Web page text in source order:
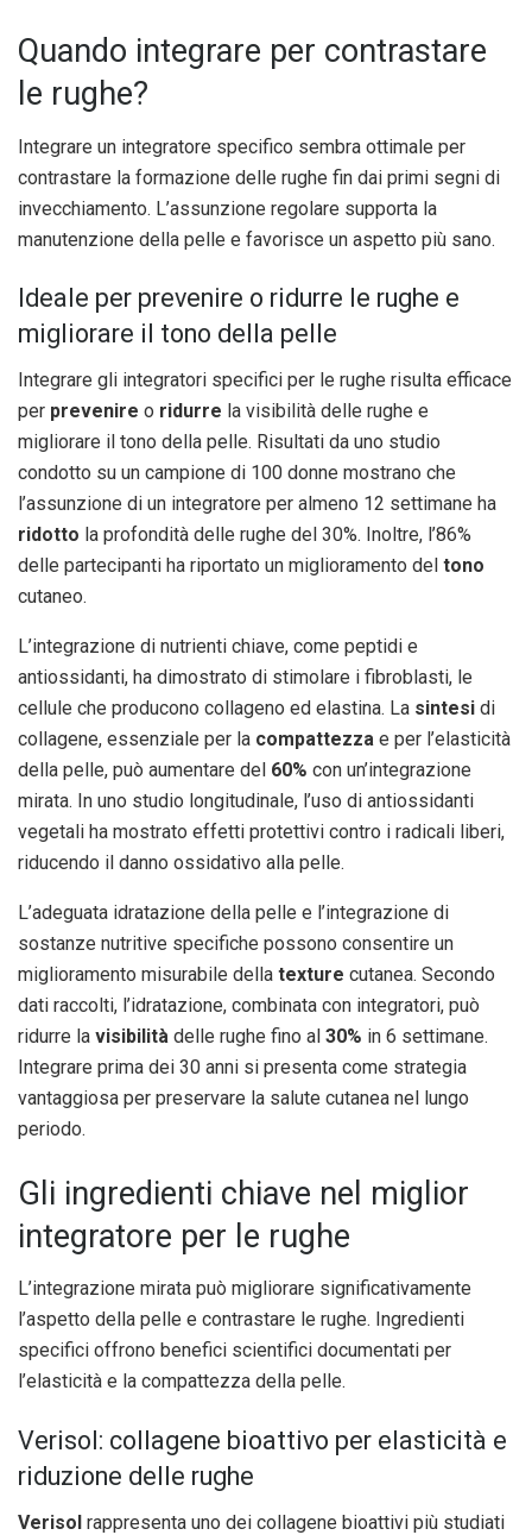
Quando integrare per contrastare
le rughe?
Integrare un integratore specifico sembra ottimale per
contrastare la formazione delle rughe fin dai primi segni di
invecchiamento. L’assunzione regolare supporta la
manutenzione della pelle e favorisce un aspetto più sano.
Ideale per prevenire o ridurre le rughe e
migliorare il tono della pelle
Integrare gli integratori specifici per le rughe risulta efficace
per prevenire o ridurre la visibilità delle rughe e
migliorare il tono della pelle. Risultati da uno studio
condotto su un campione di 100 donne mostrano che
l’assunzione di un integratore per almeno 12 settimane ha
ridotto la profondità delle rughe del 30%. Inoltre, l’86%
delle partecipanti ha riportato un miglioramento del tono
cutaneo.
L’integrazione di nutrienti chiave, come peptidi e
antiossidanti, ha dimostrato di stimolare i fibroblasti, le
cellule che producono collageno ed elastina. La sintesi di
collagene, essenziale per la compattezza e per l’elasticità
della pelle, può aumentare del 60% con un’integrazione
mirata. In uno studio longitudinale, l’uso di antiossidanti
vegetali ha mostrato effetti protettivi contro i radicali liberi,
riducendo il danno ossidativo alla pelle.
L’adeguata idratazione della pelle e l’integrazione di
sostanze nutritive specifiche possono consentire un
miglioramento misurabile della texture cutanea. Secondo
dati raccolti, l’idratazione, combinata con integratori, può
ridurre la visibilità delle rughe fino al 30% in 6 settimane.
Integrare prima dei 30 anni si presenta come strategia
vantaggiosa per preservare la salute cutanea nel lungo
periodo.
Gli ingredienti chiave nel miglior
integratore per le rughe
L’integrazione mirata può migliorare significativamente
l’aspetto della pelle e contrastare le rughe. Ingredienti
specifici offrono benefici scientifici documentati per
l’elasticità e la compattezza della pelle.
Verisol: collagene bioattivo per elasticità e
riduzione delle rughe
Verisol rappresenta uno dei collagene bioattivi più studiati